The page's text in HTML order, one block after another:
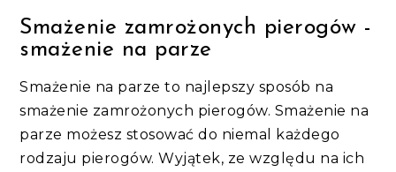
Smażenie zamrożonych pierogów -
smażenie na parze
Smażenie na parze to najlepszy sposób na
smażenie zamrożonych pierogów. Smażenie na
parze możesz stosować do niemal każdego
rodzaju pierogów. Wyjątek, ze względu na ich